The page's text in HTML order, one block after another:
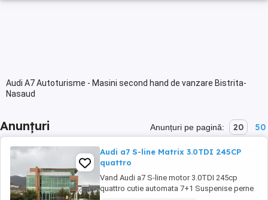
Audi A7 Autoturisme - Masini second hand de vanzare Bistrita-
Nasaud
Anunțuri Anunțuri pe pagină: 20 50
Audi a7 S-line Matrix 3.0TDI 245CP
quattro
Vand Audi a7 S-line motor 3.0TDI 245cp
quattro cutie automata 7+1 Suspenise perne